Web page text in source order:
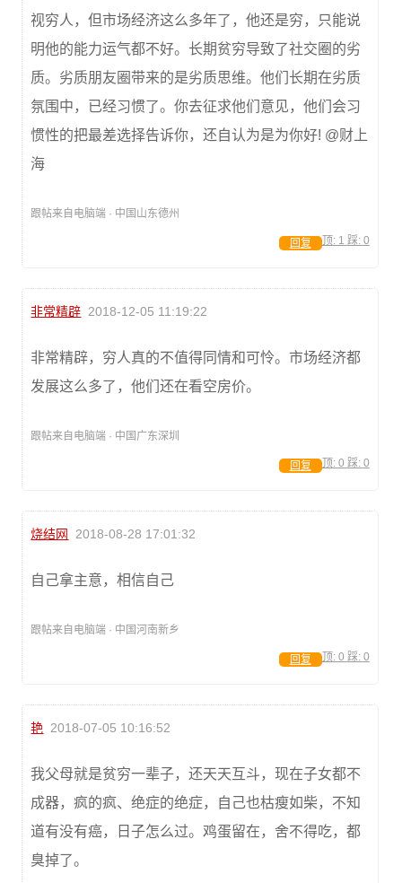
视穷人，但市场经济这么多年了，他还是穷，只能说
明他的能力运气都不好。长期贫穷导致了社交圈的劣
质。劣质朋友圈带来的是劣质思维。他们长期在劣质
氛围中，已经习惯了。你去征求他们意见，他们会习
惯性的把最差选择告诉你，还自认为是为你好! @财上
海
跟帖来自电脑端 · 中国山东德州
顶: 1 踩: 0
回复
非常精辟 2018-12-05 11:19:22
非常精辟，穷人真的不值得同情和可怜。市场经济都
发展这么多了，他们还在看空房价。
跟帖来自电脑端 · 中国广东深圳
顶: 0 踩: 0
回复
烧结网 2018-08-28 17:01:32
自己拿主意，相信自己
跟帖来自电脑端 · 中国河南新乡
顶: 0 踩: 0
回复
艳 2018-07-05 10:16:52
我父母就是贫穷一辈子，还天天互斗，现在子女都不
成器，疯的疯、绝症的绝症，自己也枯瘦如柴，不知
道有没有癌，日子怎么过。鸡蛋留在，舍不得吃，都
臭掉了。